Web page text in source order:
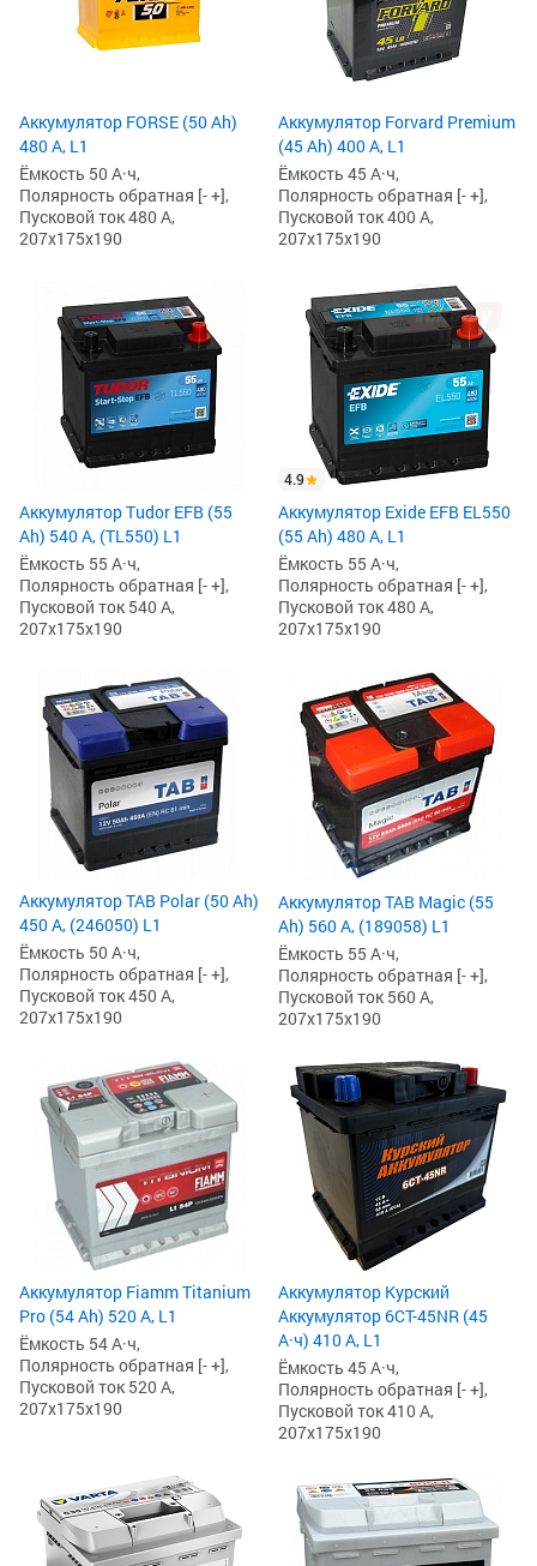
Аккумулятор FORSE (50 Ah)
480 А, L1
Ёмкость 50 А·ч,
Полярность обратная [- +],
Пусковой ток 480 А,
207x175x190
Аккумулятор Forvard Premium
(45 Ah) 400 А, L1
Ёмкость 45 А·ч,
Полярность обратная [- +],
Пусковой ток 400 А,
207x175x190
Аккумулятор Tudor EFB (55
Ah) 540 А, (TL550) L1
Ёмкость 55 А·ч,
Полярность обратная [- +],
Пусковой ток 540 А,
207x175x190
4.9
Аккумулятор Exide EFB EL550
(55 Ah) 480 А, L1
Ёмкость 55 А·ч,
Полярность обратная [- +],
Пусковой ток 480 А,
207x175x190
Аккумулятор TAB Polar (50 Ah)
450 А, (246050) L1
Ёмкость 50 А·ч,
Полярность обратная [- +],
Пусковой ток 450 А,
207x175x190
Аккумулятор TAB Magic (55
Ah) 560 А, (189058) L1
Ёмкость 55 А·ч,
Полярность обратная [- +],
Пусковой ток 560 А,
207x175x190
Аккумулятор Fiamm Titanium
Pro (54 Ah) 520 А, L1
Ёмкость 54 А·ч,
Полярность обратная [- +],
Пусковой ток 520 А,
207x175x190
Аккумулятор Курский
Аккумулятор 6СТ-45NR (45
А·ч) 410 А, L1
Ёмкость 45 А·ч,
Полярность обратная [- +],
Пусковой ток 410 А,
207x175x190